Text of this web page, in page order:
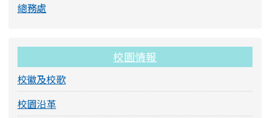
總務處
校園情報
校徽及校歌
校園沿革